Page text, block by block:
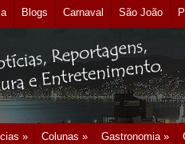
Blogs Carnaval São João
» Colunas » Gastronomia »